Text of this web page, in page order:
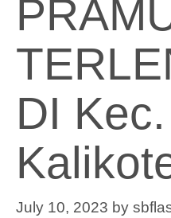
DI
July 10, 2023 by